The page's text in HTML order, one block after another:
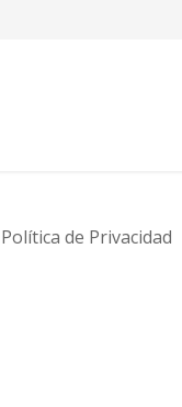
Política de Privacidad